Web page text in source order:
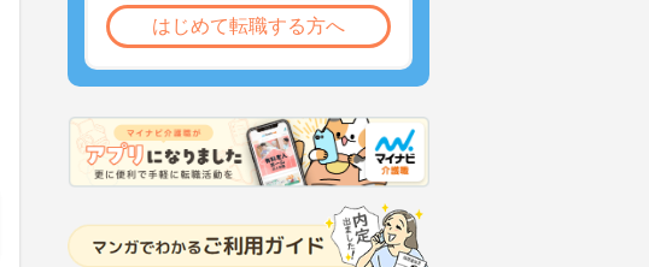
はじめて転職する方へ